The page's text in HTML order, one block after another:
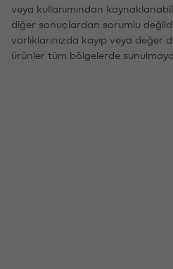
veya kullanımından
diğer sonuçlardan sorumlu
varlıklarınızda kayıp veya değer
ürünler tüm bölgelerde